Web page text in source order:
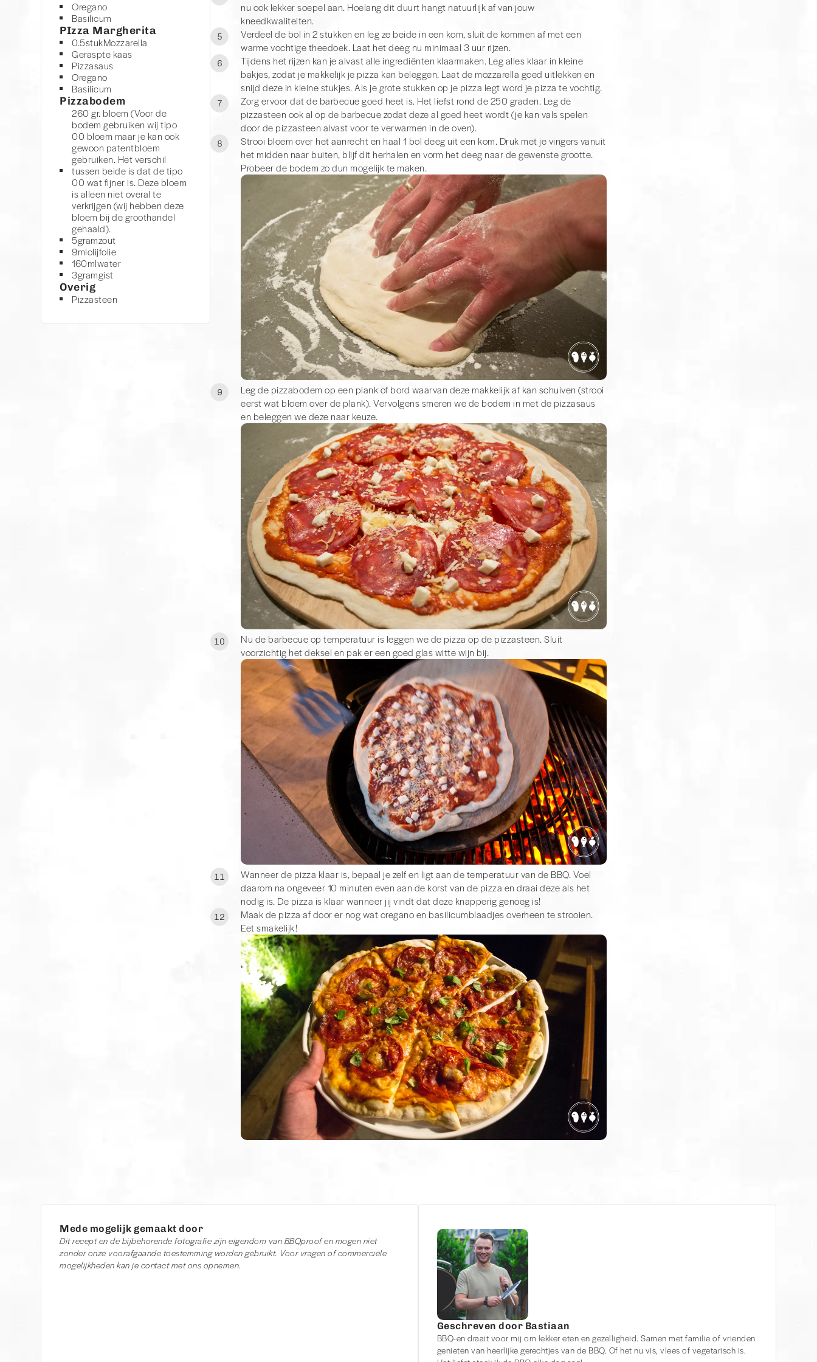
De standaard methode
Het voordeel van de 'standaard methode' is dat de kolen dicht bij elkaar liggen en dus veel hitte
produceren, ook houden ze de hitte langer vast. Het nadeel is dat je de pizza tijdens de bereiding af en
toe moet draaien om de bodem overal krokant te krijgen.
De cirkel methode
Het voordeel van de 'cirkel methode' Is dat de kolen rondom de pizza liggen. Je hoeft de pizza dus niet
te draaien tijdens de bereiding. Nadeel is dat de kolen uit elkaar liggen en snel warmte verliezen. Wij
hebben nu voor de 'standaard methode' gekozen.
Ondertussen zijn we al wat jaartjes verder en heb ik meerdere methodes beschreven. Wil je de
perfecte pizza set-up voor jou BBQ? Check dan de pizza set-up voor eenketel BBQ kamado BBQ .
Oregano
Basilicum
PIzza Margherita
0.5stukMozzarella
Geraspte kaas
Pizzasaus
Oregano
Basilicum
Pizzabodem
260 gr. bloem (Voor de
bodem gebruiken wij tipo
00 bloem maar je kan ook
gewoon patentbloem
gebruiken. Het verschil
tussen beide is dat de tipo
00 wat fijner is. Deze bloem
is alleen niet overal te
verkrijgen (wij hebben deze
bloem bij de groothandel
gehaald).
5gramzout
9mlolijfolie
160mlwater
3gramgist
Overig
Pizzasteen
nu ook lekker soepel aan. Hoelang dit duurt hangt natuurlijk af van jouw
kneedkwaliteiten.
5
Verdeel de bol in 2 stukken en leg ze beide in een kom, sluit de kommen af met een
warme vochtige theedoek. Laat het deeg nu minimaal 3 uur rijzen.
6
Tijdens het rijzen kan je alvast alle ingrediënten klaarmaken. Leg alles klaar in kleine
bakjes, zodat je makkelijk je pizza kan beleggen. Laat de mozzarella goed uitlekken en
snijd deze in kleine stukjes. Als je grote stukken op je pizza legt word je pizza te vochtig.
7
Zorg ervoor dat de barbecue goed heet is. Het liefst rond de 250 graden. Leg de
pizzasteen ook al op de barbecue zodat deze al goed heet wordt (je kan vals spelen
door de pizzasteen alvast voor te verwarmen in de oven).
8
Strooi bloem over het aanrecht en haal 1 bol deeg uit een kom. Druk met je vingers vanuit
het midden naar buiten, blijf dit herhalen en vorm het deeg naar de gewenste grootte.
Probeer de bodem zo dun mogelijk te maken.
9
Leg de pizzabodem op een plank of bord waarvan deze makkelijk af kan schuiven (strooi
eerst wat bloem over de plank). Vervolgens smeren we de bodem in met de pizzasaus
en beleggen we deze naar keuze.
10
Nu de barbecue op temperatuur is leggen we de pizza op de pizzasteen. Sluit
voorzichtig het deksel en pak er een goed glas witte wijn bij.
11
Wanneer de pizza klaar is, bepaal je zelf en ligt aan de temperatuur van de BBQ. Voel
daarom na ongeveer 10 minuten even aan de korst van de pizza en draai deze als het
nodig is. De pizza is klaar wanneer jij vindt dat deze knapperig genoeg is!
12
Maak de pizza af door er nog wat oregano en basilicumblaadjes overheen te strooien.
Eet smakelijk!
Mede mogelijk gemaakt door
Dit recept en de bijbehorende fotografie zijn eigendom van BBQproof en mogen niet
zonder onze voorafgaande toestemming worden gebruikt. Voor vragen of commerciële
mogelijkheden kan je contact met ons opnemen.
Geschreven door Bastiaan
BBQ-en draait voor mij om lekker eten en gezelligheid. Samen met familie of vrienden
genieten van heerlijke gerechtjes van de BBQ. Of het nu vis, vlees of vegetarisch is.